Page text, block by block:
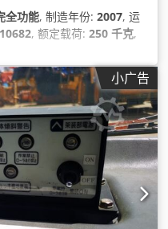
全功能, 制造年份: 2007, 运
, 额定载荷: 250 千克,
小广告